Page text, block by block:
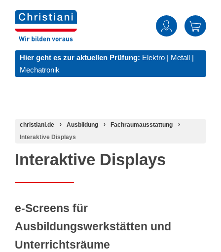
Hier geht es zur aktuellen Prüfung: Elektro | Metall |
Mechatronik
christiani.de Ausbildung
Fachraumausstattung
Interaktive Displays
Interaktive Displays
e-Screens für
Ausbildungswerkstätten und
Unterrichtsräume